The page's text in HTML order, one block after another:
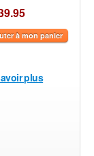
à mon panier
plus